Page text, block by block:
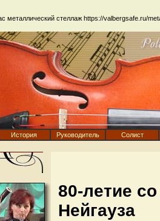
металлический стеллаж https://valbergsafe.ru/
История Руководитель Солист
80-летие
Нейгауза